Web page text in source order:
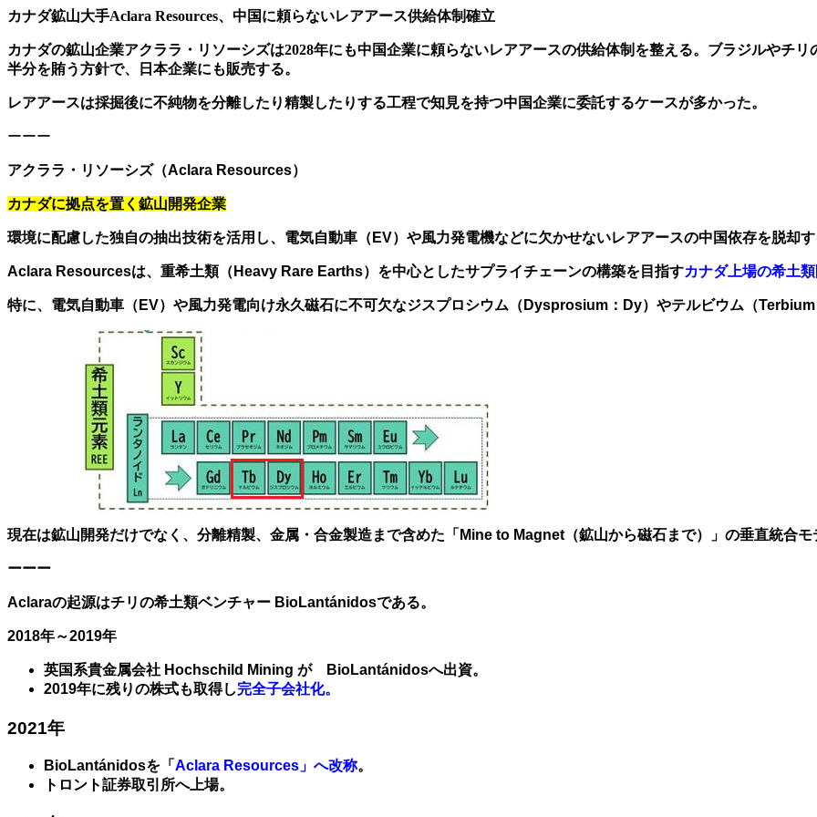
カナダ鉱山大手Aclara Resources、中国に頼らないレアアース供給体制確立
カナダの鉱山企業アクララ・リソーシズは2028年にも中国企業に頼らないレアアースの供給体制を整える。ブラジルやチ
半分を賄う方針で、日本企業にも販売する。
レアアースは採掘後に不純物を分離したり精製したりする工程で知見を持つ中国企業に委託するケースが多かった。
ーーー
アクララ・リソーシズ（Aclara Resources）
カナダに拠点を置く鉱山開発企業
環境に配慮した独自の抽出技術を活用し、電気自動車（EV）や風力発電機などに欠かせないレアアースの中国依存を脱却
Aclara Resourcesは、重希土類（Heavy Rare Earths）を中心としたサプライチェーンの構築を目指すカナダ上場の希土
特に、電気自動車（EV）や風力発電向け永久磁石に不可欠なジスプロシウム（ Dysprosium： Dy）やテルビウム（Terbium
現在は鉱山開発だけでなく、分離精製、金属・合金製造まで含めた「Mine to Magnet（鉱山から磁石まで）」の垂直統合モ
ーーー
Aclaraの起源はチリの希土類ベンチャー BioLantánidosである。
2018年～2019年
英国系貴金属会社 Hochschild Mining が BioLantánidosへ出資。
2019年に残りの株式も取得し完全子会社化。
2021年
BioLantánidosを「 Aclara Resources」へ改称。
トロント証券取引所へ上場。